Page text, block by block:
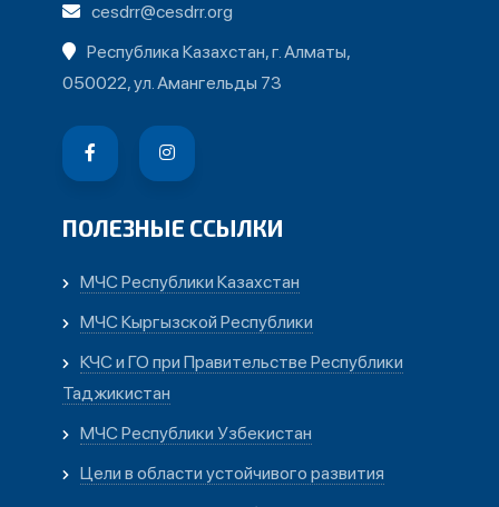
cesdrr@cesdrr.org
Республика Казахстан, г. Алматы,
050022, ул. Амангельды 73
ПОЛЕЗНЫЕ ССЫЛКИ
МЧС Республики Казахстан
МЧС Кыргызской Республики
КЧС и ГО при Правительстве Республики
Таджикистан
МЧС Республики Узбекистан
Цели в области устойчивого развития